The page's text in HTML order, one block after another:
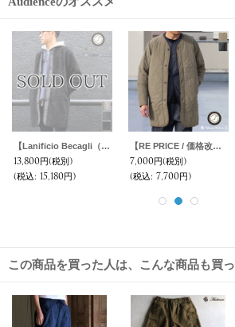
コーマ天竺ヘムラウンド 胸ポケ付き C/N L/S Tee【MADE IN JAPAN】/ Upscape Audience
5,400円(税別)
(税込: 5,940円)
【RE PRICE / 価格改定】Teflon（テフロン）耐水撥水コットンタッチナイロンウェーブキルトUS エアホースブルゾン【MADE IN JAPAN】『日本製』/ Upscape Audience
7,000円(税別)
(税込: 7,700円)
この商品を買った人は、こんな商品も買